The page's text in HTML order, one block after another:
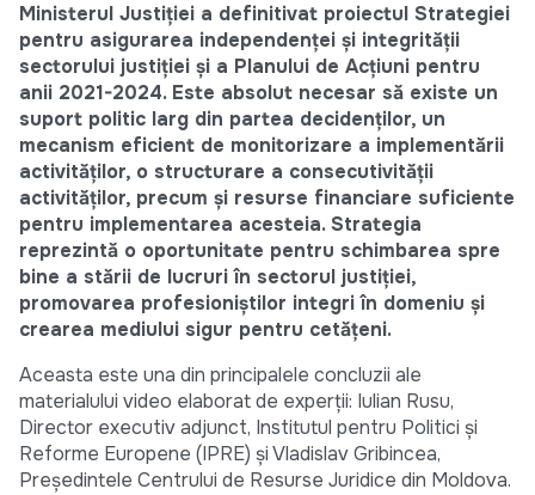
Ministerul Justiției a definitivat proiectul Strategiei
pentru asigurarea independenței și integrității
sectorului justiției și a Planului de Acțiuni pentru
anii 2021-2024. Este absolut necesar să existe un
suport politic larg din partea decidenților, un
mecanism eficient de monitorizare a implementării
activităților, o structurare a consecutivității
activităților, precum și resurse financiare suficiente
pentru implementarea acesteia. Strategia
reprezintă o oportunitate pentru schimbarea spre
bine a stării de lucruri în sectorul justiției,
promovarea profesioniștilor integri în domeniu și
crearea mediului sigur pentru cetățeni.
Aceasta este una din principalele concluzii ale
materialului video elaborat de experții: Iulian Rusu,
Director executiv adjunct, Institutul pentru Politici și
Reforme Europene (IPRE) și Vladislav Gribincea,
Președintele Centrului de Resurse Juridice din Moldova.